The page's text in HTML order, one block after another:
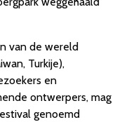
van de wereld
Turkije),
en
ontwerpers, mag
genoemd